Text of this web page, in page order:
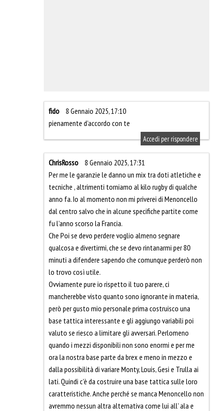
fido
8 Gennaio 2025, 17:10
pienamente d’accordo con te
Accedi per rispondere
ChrisRosso
8 Gennaio 2025, 17:31
Per me le garanzie le danno un mix tra doti atletiche e
tecniche , altrimenti torniamo al kilo rugby di qualche
anno fa. Io al momento non mi priverei di Menoncello
dal centro salvo che in alcune specifiche partite come
fu l’anno scorso la Francia.
Che Poi se devo perdere voglio almeno segnare
qualcosa e divertirmi, che se devo rintanarmi per 80
minuti a difendere sapendo che comunque perderò non
lo trovo così utile.
Ovviamente pure io rispetto il tuo parere, ci
mancherebbe visto quanto sono ignorante in materia,
però per gusto mio personale prima costruisco una
base tattica interessante e gli aggiungo variabili poi
valuto se riesco a limitare gli avversari. Perlomeno
quando i mezzi disponibili non sono enormi e per me
ora la nostra base parte da brex e meno in mezzo e
dalla possibilità di variare Monty, Louis, Gesi e Trulla ai
lati. Quindi c’è da costruire una base tattica sulle loro
caratteristiche. Anche perché se manca Menoncello non
avremmo nessun altra alternativa come lui all’ ala e